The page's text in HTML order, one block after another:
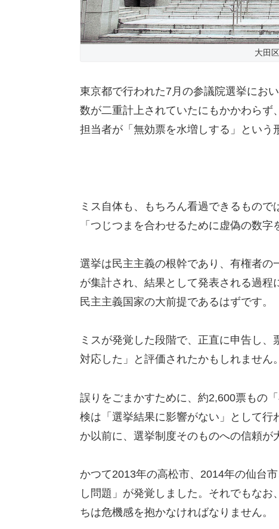
大田
東京都で行われた7月の参議院選挙にお
数が二重計上されていたにもかかわら
担当者が「無効票を水増しする」という
ミス自体も、もちろん看過できるもので
「つじつまを合わせるために虚偽の数
選挙は民主主義の根幹であり、有権者
が集計され、結果として発表される過
民主主義国家の大前提であるはずです。
ミスが発覚した段階で、正直に申告し
対応した」と評価されたかもしれません
誤りをごまかすために、約2,600票もの
検は「選挙結果に影響がない」として行
か以前に、選挙制度そのものへの信頼が
かつて2013年の高松市、2014年の仙台
し問題」が発覚しました。それでもな
ちは危機感を抱かなければなりません。